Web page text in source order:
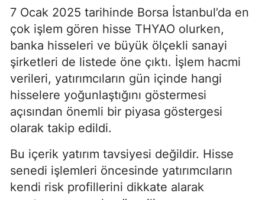
7 Ocak 2025 tarihinde Borsa İstanbul’da en
çok işlem gören hisse THYAO olurken,
banka hisseleri ve büyük ölçekli sanayi
şirketleri de listede öne çıktı. İşlem hacmi
verileri, yatırımcıların gün içinde hangi
hisselere yoğunlaştığını göstermesi
açısından önemli bir piyasa göstergesi
olarak takip edildi.
Bu içerik yatırım tavsiyesi değildir. Hisse
senedi işlemleri öncesinde yatırımcıların
kendi risk profillerini dikkate alarak